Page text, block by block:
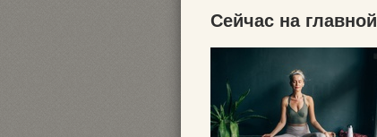
Сейчас на главной